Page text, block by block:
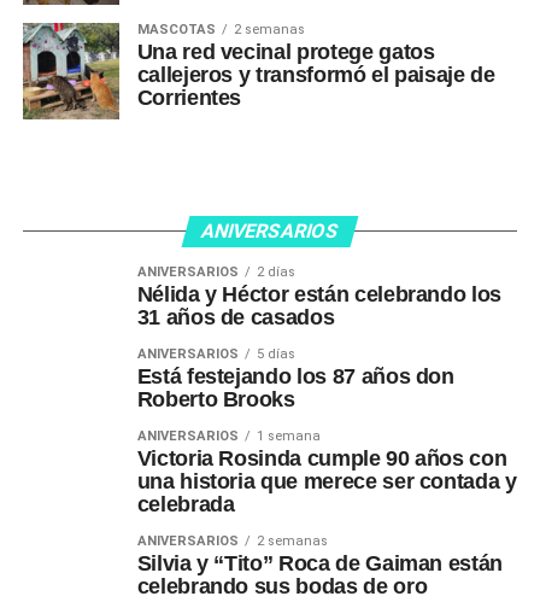
MASCOTAS 2 semanas
Una red vecinal protege gatos
callejeros y transformó el paisaje de
Corrientes
ANIVERSARIOS
ANIVERSARIOS 2 días
Nélida y Héctor están celebrando los
31 años de casados
ANIVERSARIOS 5 días
Está festejando los 87 años don
Roberto Brooks
ANIVERSARIOS 1 semana
Victoria Rosinda cumple 90 años con
una historia que merece ser contada y
celebrada
ANIVERSARIOS 2 semanas
Silvia y “Tito” Roca de Gaiman están
celebrando sus bodas de oro